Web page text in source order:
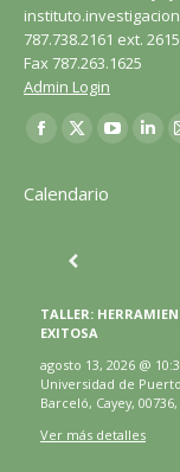
787.738.2161 ext.
Fax 787.263.1625
Admin Login
Encuéntranos en:
Facebook
se
ventana
nueva
X
se
en
ventana
nueva
YouTube
ventana
nueva
Calendario
TALLER:
EXITOSA
agosto 13, 2026 @
Universidad de
Barceló, Cayey,
Ver más detalles